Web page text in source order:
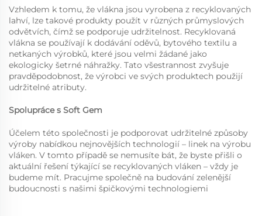
Vzhledem k tomu, že vlákna jsou vyrobena z recyklovaných
lahví, lze takové produkty použít v různých průmyslových
odvětvích, čímž se podporuje udržitelnost. Recyklovaná
vlákna se používají k dodávání oděvů, bytového textilu a
netkaných výrobků, které jsou velmi žádané jako
ekologicky šetrné náhražky. Tato všestrannost zvyšuje
pravděpodobnost, že výrobci ve svých produktech použijí
udržitelné atributy.
Spolupráce s Soft Gem
Účelem této společnosti je podporovat udržitelné způsoby
výroby nabídkou nejnovějších technologií – linek na výrobu
vláken. V tomto případě se nemusíte bát, že byste přišli o
aktuální řešení týkající se recyklovaných vláken – vždy je
budeme mít. Pracujme společně na budování zelenější
budoucnosti s našimi špičkovými technologiemi